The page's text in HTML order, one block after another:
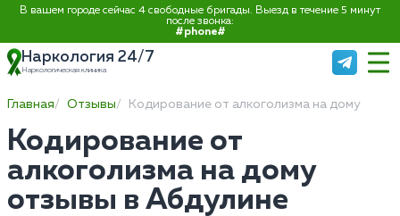
В вашем городе сейчас 4 свободные бригады. Выезд в течение 5 минут
после звонка:
#phone#
Наркология 24/7
Наркологическая клиника
Главная Отзывы Кодирование от алкоголизма на дому
Кодирование от
алкоголизма на дому
отзывы в Абдулине